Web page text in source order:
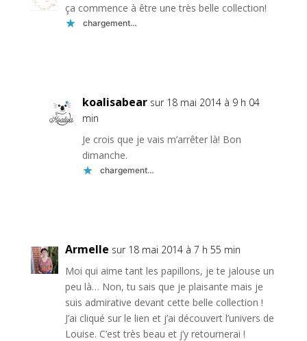
ça commence à être une très belle collection!
chargement…
koalisabear sur 18 mai 2014 à 9 h 04
min
Je crois que je vais m’arrêter là! Bon
dimanche.
chargement…
Armelle sur 18 mai 2014 à 7 h 55 min
Moi qui aime tant les papillons, je te jalouse un
peu là… Non, tu sais que je plaisante mais je
suis admirative devant cette belle collection !
J’ai cliqué sur le lien et j’ai découvert l’univers de
Louise. C’est très beau et j’y retournerai !